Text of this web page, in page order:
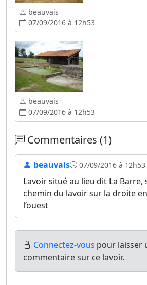
beauvais
07/09/2016 à 12h53
beauvais
07/09/2016 à 12h53
Commentaires (1)
beauvais 07/09/2016 à 12h53
Lavoir situé au lieu dit La Barre,
chemin du lavoir sur la droite
l’ouest
Connectez-vous pour laisser
commentaire sur ce lavoir.